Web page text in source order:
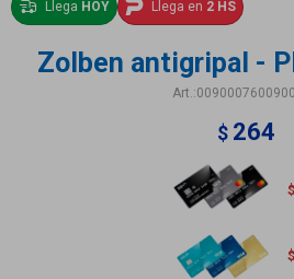
Llega HOY Llega en 2 HS
Zolben antigripal -
$ 264
$
$